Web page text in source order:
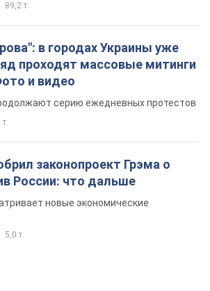
89,2 т.
в городах Украины уже
проходят массовые митинги
и видео
серию ежедневных протестов
т.
законопроект Грэма о
России: что дальше
новые экономические
5,0 т.